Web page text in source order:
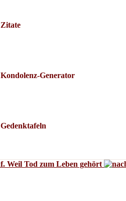
Zitate
Kondolenz-Generator
Gedenktafeln